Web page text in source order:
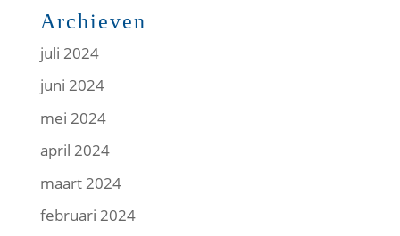
Archieven
juli 2024
juni 2024
mei 2024
april 2024
maart 2024
februari 2024